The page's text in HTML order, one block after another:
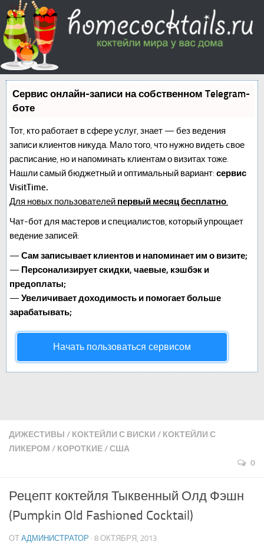
Сервис онлайн-записи на собственном Telegram-
боте
Тот, кто работает в сфере услуг, знает — без ведения
записи клиентов никуда. Мало того, что нужно видеть свое
расписание, но и напоминать клиентам о визитах тоже.
Нашли самый бюджетный и оптимальный вариант: сервис
VisitTime.
Для новых пользователей первый месяц бесплатно.
Чат-бот для мастеров и специалистов, который упрощает
ведение записей:
— Сам записывает клиентов и напоминает им о визите;
— Персонализирует скидки, чаевые, кэшбэк и
предоплаты;
— Увеличивает доходимость и помогает больше
зарабатывать;
Начать пользоваться сервисом
ДИЖЕСТИВЫ / КОКТЕЙЛИ С ВИСКИ / КОКТЕЙЛИ С
ЛИКЕРОМ / КОРОТКИЕ/США
0
Рецепт коктейля Тыквенный Олд Фэшн
(Pumpkin Old Fashioned Cocktail)
ОТ АДМИНИСТРАТОР · 8 ОКТЯБРЯ, 2013